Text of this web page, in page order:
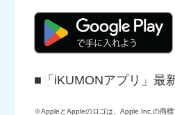
■「iKUMONアプリ」最
※AppleとAppleのロゴは、Apple Inc.の商標